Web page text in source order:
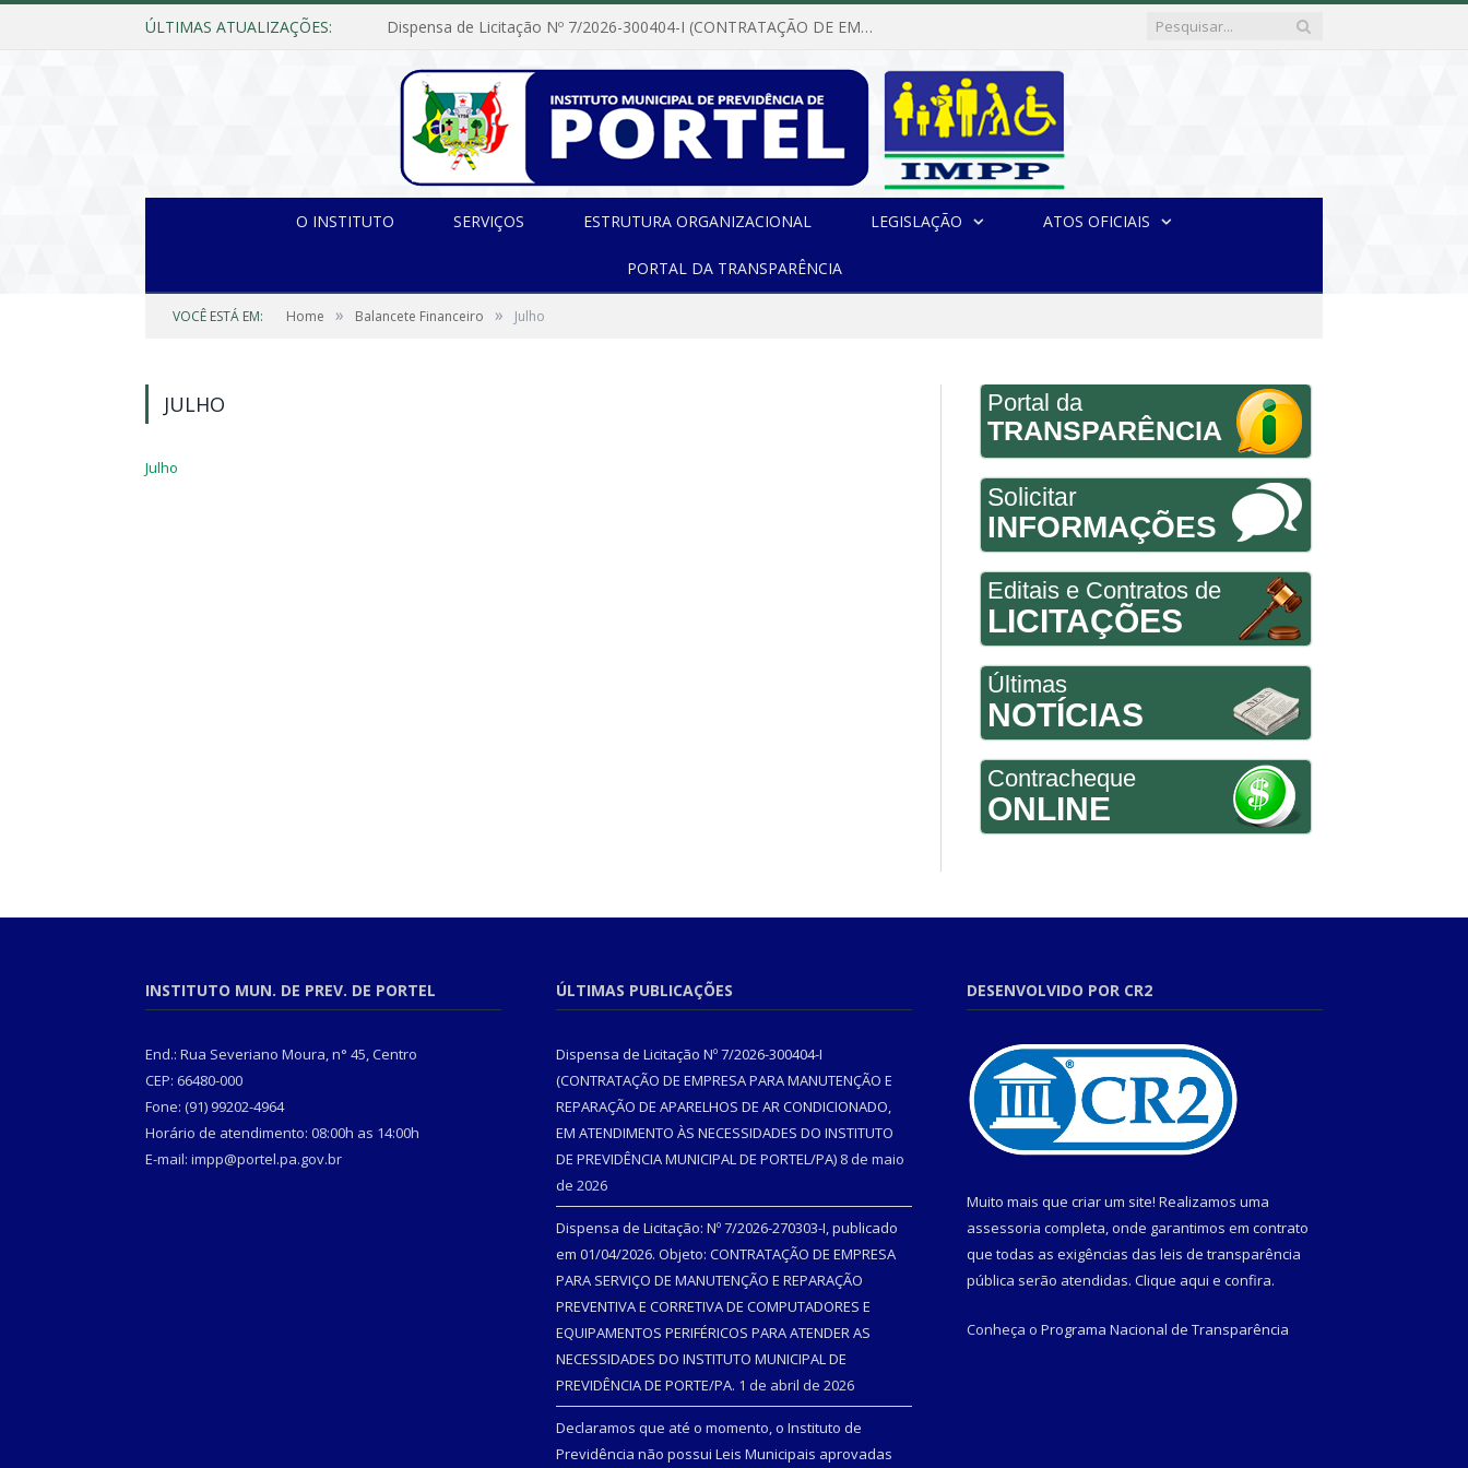
ÚLTIMAS ATUALIZAÇÕES: Dispensa de Licitação Nº 7/2026-300404-I (CONTRATAÇÃO DE EMPRESA PARA MANUTENÇÃO E REPARAÇÃO DE APARELHOS DE AR CONDICIONADO, EM ATENDIMENTO ÀS NECESSIDADES DO INSTITUTO DE PREVIDÊNCIA MUNICIPAL DE PORTEL/PA)
O INSTITUTO SERVIÇOS ESTRUTURA ORGANIZACIONAL LEGISLAÇÃO ATOS OFICIAIS
PORTAL DA TRANSPARÊNCIA
VOCÊ ESTÁ EM: Home » Balancete Financeiro » Julho
JULHO
Julho
Portal da
TRANSPARÊNCIA
Solicitar
INFORMAÇÕES
Editais e Contratos de
LICITAÇÕES
Últimas
NOTÍCIAS
Contracheque
ONLINE
INSTITUTO MUN. DE PREV. DE PORTEL
End.: Rua Severiano Moura, n° 45, Centro
CEP: 66480-000
Fone: (91) 99202-4964
Horário de atendimento: 08:00h as 14:00h
E-mail: impp@portel.pa.gov.br
ÚLTIMAS PUBLICAÇÕES
Dispensa de Licitação Nº 7/2026-300404-I
(CONTRATAÇÃO DE EMPRESA PARA MANUTENÇÃO E
REPARAÇÃO DE APARELHOS DE AR CONDICIONADO,
EM ATENDIMENTO ÀS NECESSIDADES DO INSTITUTO
DE PREVIDÊNCIA MUNICIPAL DE PORTEL/PA) 8 de maio
de 2026
Dispensa de Licitação: Nº 7/2026-270303-I, publicado
em 01/04/2026. Objeto: CONTRATAÇÃO DE EMPRESA
PARA SERVIÇO DE MANUTENÇÃO E REPARAÇÃO
PREVENTIVA E CORRETIVA DE COMPUTADORES E
EQUIPAMENTOS PERIFÉRICOS PARA ATENDER AS
NECESSIDADES DO INSTITUTO MUNICIPAL DE
PREVIDÊNCIA DE PORTE/PA. 1 de abril de 2026
Declaramos que até o momento, o Instituto de
Previdência não possui Leis Municipais aprovadas
DESENVOLVIDO POR CR2
Muito mais que criar um site! Realizamos uma
assessoria completa, onde garantimos em contrato
que todas as exigências das leis de transparência
pública serão atendidas. Clique aqui e confira.
Conheça o Programa Nacional de Transparência